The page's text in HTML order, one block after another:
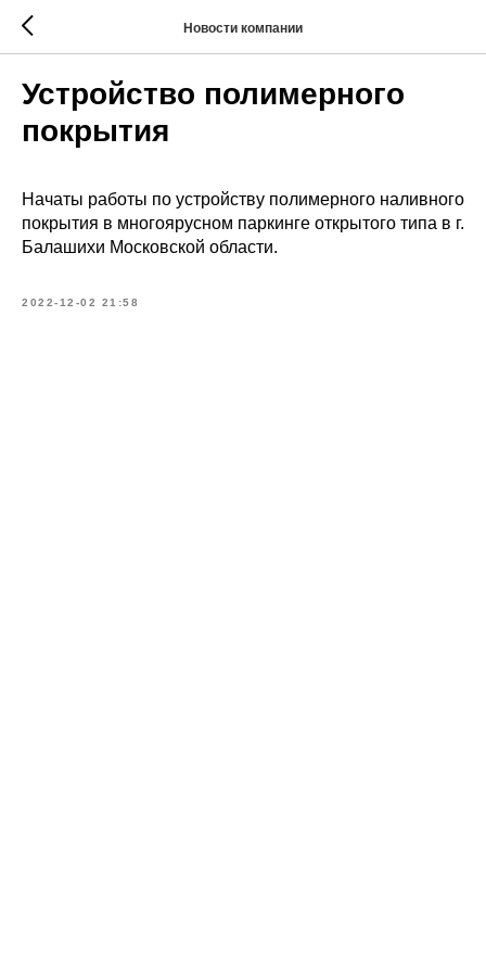
Новости компании
Устройство полимерного
покрытия
Начаты работы по устройству полимерного наливного
покрытия в многоярусном паркинге открытого типа в г.
Балашихи Московской области.
2022-12-02 21:58